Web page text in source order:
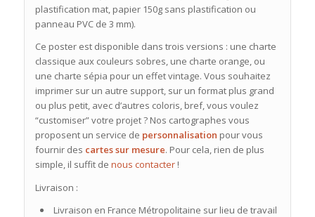
plastification mat, papier 150g sans plastification ou
panneau PVC de 3 mm).
Ce poster est disponible dans trois versions : une charte
classique aux couleurs sobres, une charte orange, ou
une charte sépia pour un effet vintage. Vous souhaitez
imprimer sur un autre support, sur un format plus grand
ou plus petit, avec d’autres coloris, bref, vous voulez
“customiser” votre projet ? Nos cartographes vous
proposent un service de personnalisation pour vous
fournir des cartes sur mesure. Pour cela, rien de plus
simple, il suffit de nous contacter!
Livraison :
Livraison en France Métropolitaine sur lieu de travail